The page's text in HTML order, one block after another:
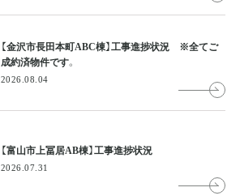
【金沢市長田本町ABC棟】工事進捗状況 ※全てご
成約済物件です。
2026.08.04
【富山市上冨居AB棟】工事進捗状況
2026.07.31